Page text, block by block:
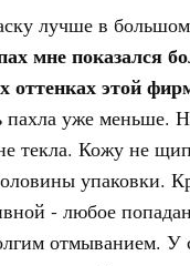
лучше в
мне показался
оттенках этой
пахла уже меньше.
текла. Кожу не
упаковки.
- любое
отмыванием. У